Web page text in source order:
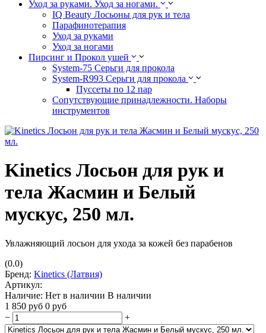
Уход за руками. Уход за ногами.
IQ Beauty Лосьоны для рук и тела
Парафинотерапия
Уход за руками
Уход за ногами
Пирсинг и Прокол ушей
System-75 Серьги для прокола
System-R993 Серьги для прокола
Пуссеты по 12 пар
Cопутствующие принадлежности. Наборы
инструментов
Kinetics Лосьон для рук и
тела Жасмин и Белый
мускус, 250 мл.
Увлажняющий лосьон для ухода за кожей без парабенов
(0.0)
Бренд: Kinetics (Латвия)
Артикул:
Наличие: Нет в наличии В наличии
1 850 руб 0 руб
−
+